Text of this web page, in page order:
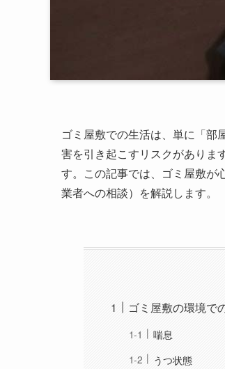
ゴミ屋敷での生活は、単に「部
害を引き起こすリスクがありま
す。この記事では、ゴミ屋敷が
業者への相談）を解説します。
ゴミ屋敷の環境で
喘息
うつ状態